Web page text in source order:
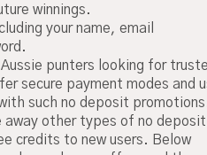
winnings.
your name, email
punters looking for
secure payment modes
such no deposit
away other types of no
credits to new users. Below